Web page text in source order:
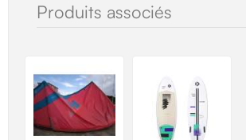
Produits associés